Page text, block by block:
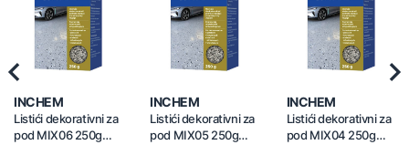
INCHEM
Listići dekorativni za
pod MIX06 250g
INCHEM
Listići dekorativni za
pod MIX05 250g
INCHEM
Listići dekorativni za
pod MIX04 250g